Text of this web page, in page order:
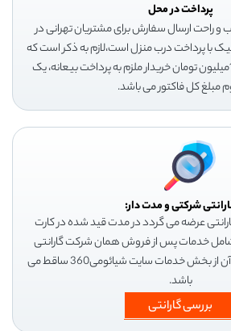
پرداخت در محل
راحت ارسال سفارش برای مشتریان تهرانی در
سرویس پیک با پرداخت درب منزل است،لازم به ذکر است که
در سفارش های بالای 10میلیون تومان خریدار ملزم به پرداخت بیعانه، یک
مبلغ کل فاکتور می باشد.
شرکتی و مدت دار:
گارانتی عرضه می گردد در مدت قید شده در کارت
شامل خدمات پس از فروش همان شرکت گارانتی
کننده بوده و مسئولیت آن از بخش خدمات سایت شیائومی360 ساقط می
باشد.
بررسی گارانتی